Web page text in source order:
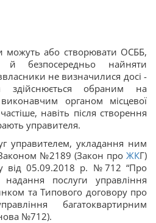
можуть або створювати ОСББ,
безпосередньо найняти
не визначилися досі -
здійснюється обраним на
органом місцевої
навіть після створення
управителя.
управителем, укладання ним
Законом №2189 (Закон про ЖКГ)
від 05.09.2018 р. №712 “Про
послуги управління
та Типового договору про
багатоквартирним
№712).